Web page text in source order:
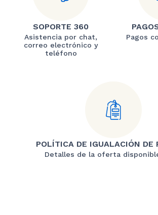
SOPORTE 360
Asistencia por chat,
correo electrónico y
teléfono
Pagos
POLÍTICA DE IGUALACIÓN DE
Detalles de la oferta